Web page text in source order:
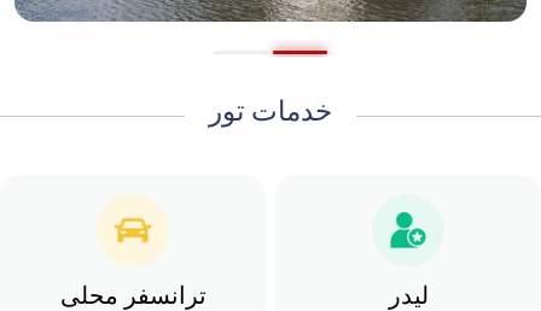
خدمات تور
لیدر ترانسفر محلی